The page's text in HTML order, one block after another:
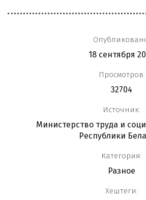
18 сентября
Просмотров:
32704
Источник:
Министерство труда и
Республики
Категория:
Разное
Хештеги: